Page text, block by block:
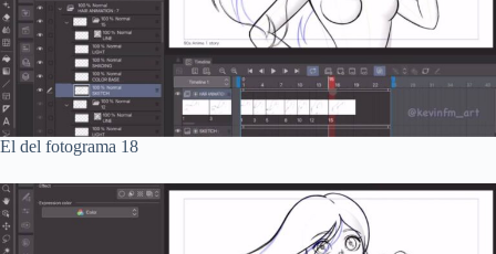
El del fotograma 18